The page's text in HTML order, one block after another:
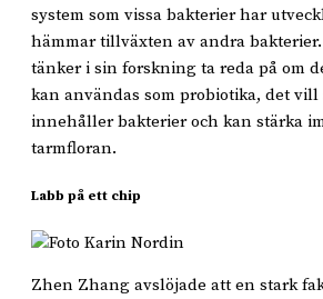
system som vissa bakterier har
hämmar tillväxten av andra
tänker i sin forskning ta reda på om
kan användas som probiotika, det vill
innehåller bakterier och kan stärka
tarmfloran.
Labb på ett chip
Zhen Zhang avslöjade att en stark